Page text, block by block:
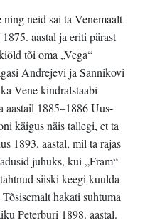
neid sai ta Venemaalt
aastal ja eriti pärast
tõi oma „Vega“
Andrejevi ja Sannikovi
Vene kindralstaabi
aastail 1885–1886 Uus-
käigus näis tallegi, et ta
1893. aastal, mil ta rajas
juhuks, kui „Fram“
siiski keegi kuulda
hakati suhtuma
Peterburi 1898. aastal.